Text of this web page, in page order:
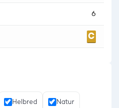
6
Helbred Natur